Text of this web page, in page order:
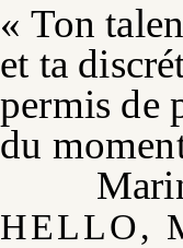
« Ton
et ta
permis de
du
HELLO,